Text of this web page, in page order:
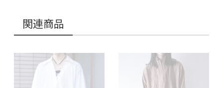
関連商品